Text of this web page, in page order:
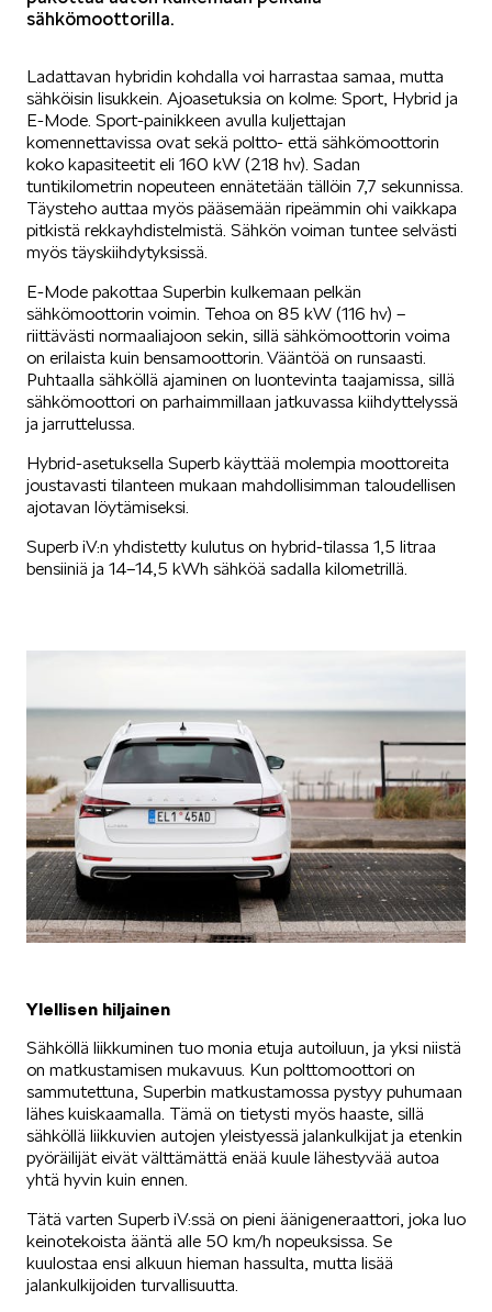
KAMIQ
KAROQ
KODIAQ
SUPERB
ENYAQ
ELROQ
EPIQ
sähkömoottorilla.
Ladattavan hybridin kohdalla voi harrastaa samaa, mutta
sähköisin lisukkein. Ajoasetuksia on kolme: Sport, Hybrid ja
E-Mode. Sport-painikkeen avulla kuljettajan
komennettavissa ovat sekä poltto- että sähkömoottorin
koko kapasiteetit eli 160 kW (218 hv). Sadan
tuntikilometrin nopeuteen ennätetään tällöin 7,7 sekunnissa.
Täysteho auttaa myös pääsemään ripeämmin ohi vaikkapa
pitkistä rekkayhdistelmistä. Sähkön voiman tuntee selvästi
myös täyskiihdytyksissä.
E-Mode pakottaa Superbin kulkemaan pelkän
sähkömoottorin voimin. Tehoa on 85 kW (116 hv) –
riittävästi normaaliajoon sekin, sillä sähkömoottorin voima
on erilaista kuin bensamoottorin. Vääntöä on runsaasti.
Puhtaalla sähköllä ajaminen on luontevinta taajamissa, sillä
sähkömoottori on parhaimmillaan jatkuvassa kiihdyttelyssä
ja jarruttelussa.
Hybrid-asetuksella Superb käyttää molempia moottoreita
joustavasti tilanteen mukaan mahdollisimman taloudellisen
ajotavan löytämiseksi.
Superb iV:n yhdistetty kulutus on hybrid-tilassa 1,5 litraa
bensiiniä ja 14–14,5 kWh sähköä sadalla kilometrillä.
Ylellisen hiljainen
Sähköllä liikkuminen tuo monia etuja autoiluun, ja yksi niistä
on matkustamisen mukavuus. Kun polttomoottori on
sammutettuna, Superbin matkustamossa pystyy puhumaan
lähes kuiskaamalla. Tämä on tietysti myös haaste, sillä
sähköllä liikkuvien autojen yleistyessä jalankulkijat ja etenkin
pyöräilijät eivät välttämättä enää kuule lähestyvää autoa
yhtä hyvin kuin ennen.
Tätä varten Superb iV:ssä on pieni äänigeneraattori, joka luo
keinotekoista ääntä alle 50 km/h nopeuksissa. Se
kuulostaa ensi alkuun hieman hassulta, mutta lisää
jalankulkijoiden turvallisuutta.